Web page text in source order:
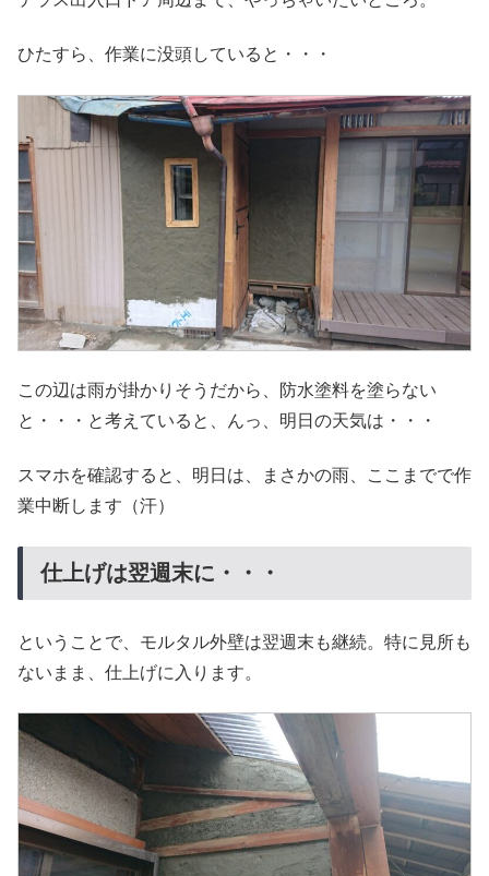
ひたすら、作業に没頭していると・・・
この辺は雨が掛かりそうだから、防水塗料を塗らない
と・・・と考えていると、んっ、明日の天気は・・・
スマホを確認すると、明日は、まさかの雨、ここまでで作
業中断します（汗）
仕上げは翌週末に・・・
ということで、モルタル外壁は翌週末も継続。特に見所も
ないまま、仕上げに入ります。